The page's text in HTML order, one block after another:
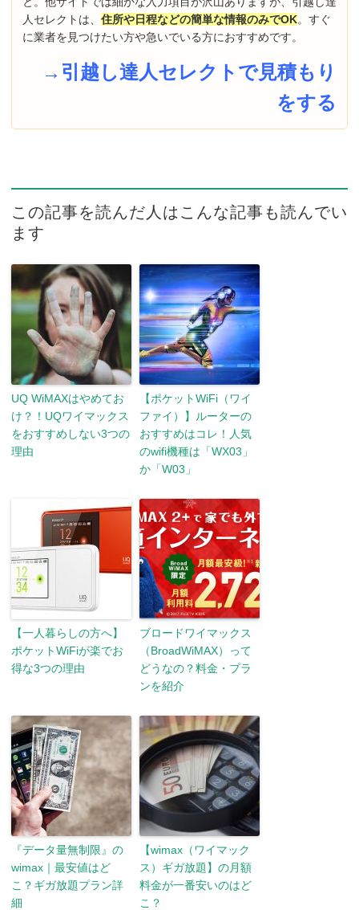
人セレクトは、 住所や日程などの簡単な情報のみでOK。すぐ
に業者を見つけたい方や急いでいる方におすすめです。
→引越し達人セレクトで見積もり
をする
この記事を読んだ人はこんな記事も読んでい
ます
UQ WiMAXはやめてお
け？！UQワイマックス
をおすすめしない3つの
理由
【ポケットWiFi（ワイ
ファイ）】ルーターの
おすすめはコレ！人気
のwifi機種は「WX03」
か「W03」
【一人暮らしの方へ】
ポケットWiFiが楽でお
得な3つの理由
ブロードワイマックス
（BroadWiMAX）って
どうなの？料金・プラ
ンを紹介
『データ量無制限』の
wimax｜最安値はど
こ？ギガ放題プラン詳
細
【wimax（ワイマック
ス）ギガ放題】の月額
料金が一番安いのはど
こ？